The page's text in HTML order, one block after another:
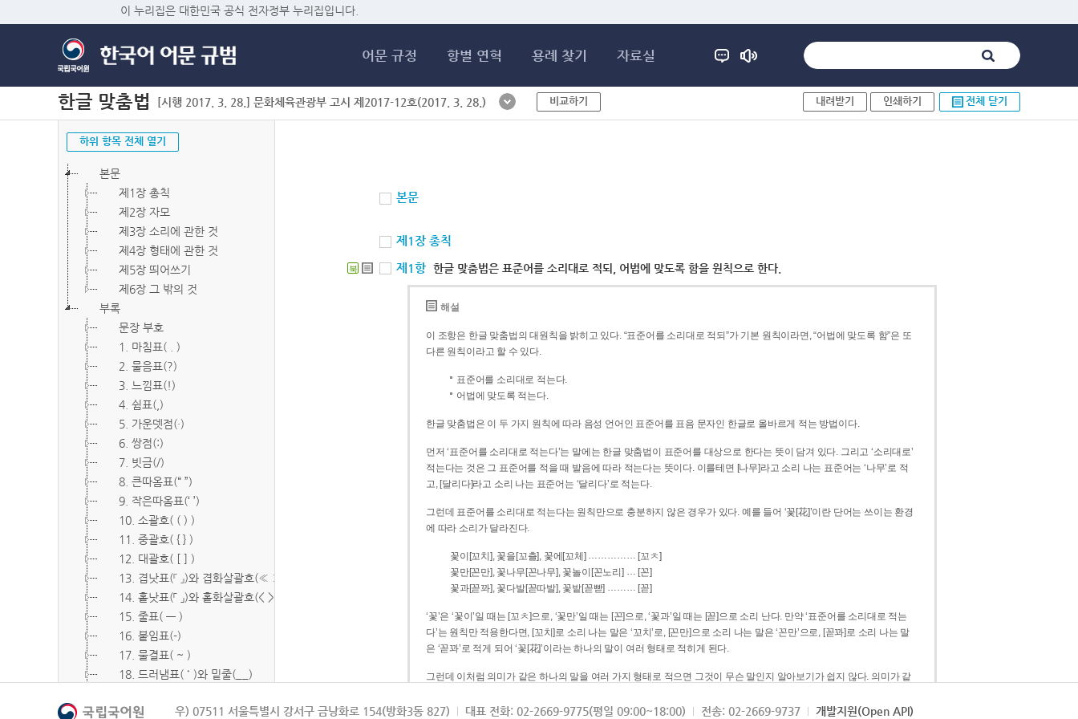
이 누리집은 대한민국 공식 전자정부 누리집입니다.
어문 규정 항별 연혁 용례 찾기 자료실
한글 맞춤법 [시행 2017. 3. 28.] 문화체육관광부 고시 제2017-12호(2017. 3. 28.) 비교하기 내려받기 인쇄하기 전체 닫기
하위 항목 전체 열기
본문
제1장 총칙
제2장 자모
제3장 소리에 관한 것
제4장 형태에 관한 것
제5장 띄어쓰기
제6장 그 밖의 것
부록
문장 부호
1. 마침표( . )
2. 물음표(?)
3. 느낌표(!)
4. 쉼표(,)
5. 가운뎃점(·)
6. 쌍점(:)
7. 빗금(/)
8. 큰따옴표(“ ”)
9. 작은따옴표(‘ ’)
10. 소괄호( ( ) )
11. 중괄호( { } )
12. 대괄호( [ ] )
13. 겹낫표(『 』)와 겹화살괄호(≪ ≫)
14. 홑낫표(「 」)와 홑화살괄호(< >)
15. 줄표( ― )
16. 붙임표(-)
17. 물결표( ~ )
18. 드러냄표( ˙ )와 밑줄(__)
20. 빠짐표( □ )
본문
제1장 총칙
북 제1항 한글 맞춤법은 표준어를 소리대로 적되, 어법에 맞도록 함을 원칙으로 한다.
해설
이 조항은 한글 맞춤법의 대원칙을 밝히고 있다. “표준어를 소리대로 적되”가 기본 원칙이라면, “어법에 맞도록 함”은 또
다른 원칙이라고 할 수 있다.
표준어를 소리대로 적는다.
어법에 맞도록 적는다.
한글 맞춤법은 이 두 가지 원칙에 따라 음성 언어인 표준어를 표음 문자인 한글로 올바르게 적는 방법이다.
먼저 ‘표준어를 소리대로 적는다’는 말에는 한글 맞춤법이 표준어를 대상으로 한다는 뜻이 담겨 있다. 그리고 ‘소리대로’
적는다는 것은 그 표준어를 적을 때 발음에 따라 적는다는 뜻이다. 이를테면 [나무]라고 소리 나는 표준어는 ‘나무’로 적
고, [달리다]라고 소리 나는 표준어는 ‘달리다’로 적는다.
그런데 표준어를 소리대로 적는다는 원칙만으로 충분하지 않은 경우가 있다. 예를 들어 ‘꽃[花]’이란 단어는 쓰이는 환경
에 따라 소리가 달라진다.
꽃이[꼬치], 꽃을[꼬츨], 꽃에[꼬체] …………… [꼬ㅊ]
꽃만[꼰만], 꽃나무[꼰나무], 꽃놀이[꼰노리] … [꼰]
꽃과[꼳꽈], 꽃다발[꼳따발], 꽃밭[꼳빧] ……… [꼳]
‘꽃’은 ‘꽃이’일 때는 [꼬ㅊ]으로, ‘꽃만’일 때는 [꼰]으로, ‘꽃과’일 때는 [꼳]으로 소리 난다. 만약 ‘표준어를 소리대로 적는
다’는 원칙만 적용한다면, [꼬치]로 소리 나는 말은 ‘꼬치’로, [꼰만]으로 소리 나는 말은 ‘꼰만’으로, [꼳꽈]로 소리 나는 말
은 ‘꼳꽈’로 적게 되어 ‘꽃[花]’이라는 하나의 말이 여러 형태로 적히게 된다.
그런데 이처럼 의미가 같은 하나의 말을 여러 가지 형태로 적으면 그것이 무슨 말인지 알아보기가 쉽지 않다. 의미가 같
되게 적는 것이 의미를 파악하는 데 효과적이다.
우) 07511 서울특별시 강서구 금낭화로 154(방화3동 827) 대표 전화: 02-2669-9775(평일 09:00~18:00) 전송: 02-2669-9737 개발지원(Open API)